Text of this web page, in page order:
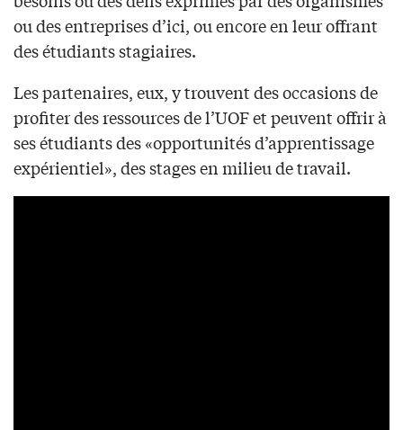
ou des entreprises d’ici, ou encore en leur offrant
des étudiants stagiaires.
Les partenaires, eux, y trouvent des occasions de
profiter des ressources de l’UOF et peuvent offrir à
ses étudiants des «opportunités d’apprentissage
expérientiel», des stages en milieu de travail.